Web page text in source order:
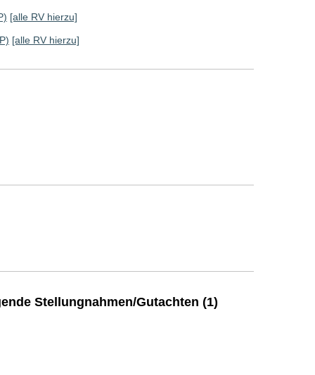
[alle RV hierzu]
[alle RV hierzu]
Stellungnahmen/Gutachten (1)